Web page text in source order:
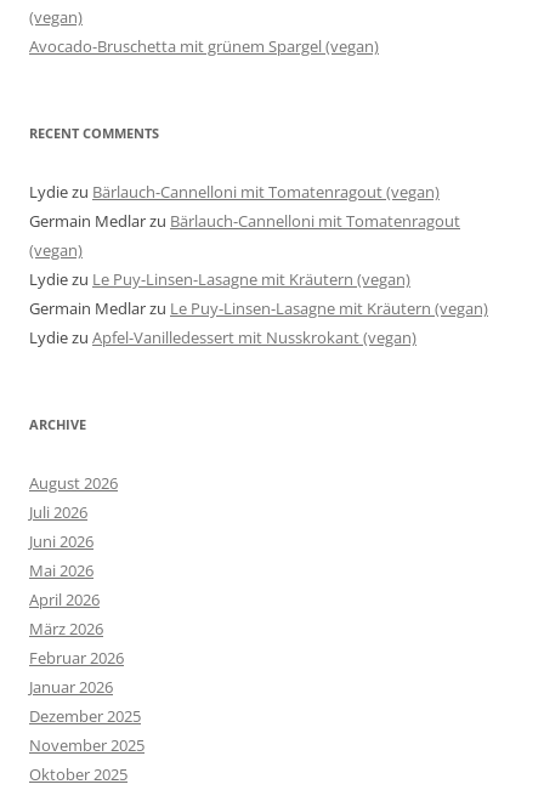
(vegan)
Avocado-Bruschetta mit grünem Spargel (vegan)
RECENT COMMENTS
Lydiezu Bärlauch-Cannelloni mit Tomatenragout (vegan)
Germain Medlarzu Bärlauch-Cannelloni mit Tomatenragout
(vegan)
Lydiezu Le Puy-Linsen-Lasagne mit Kräutern (vegan)
Germain Medlarzu Le Puy-Linsen-Lasagne mit Kräutern (vegan)
Lydiezu Apfel-Vanilledessert mit Nusskrokant (vegan)
ARCHIVE
August 2026
Juli 2026
Juni 2026
Mai 2026
April 2026
März 2026
Februar 2026
Januar 2026
Dezember 2025
November 2025
Oktober 2025